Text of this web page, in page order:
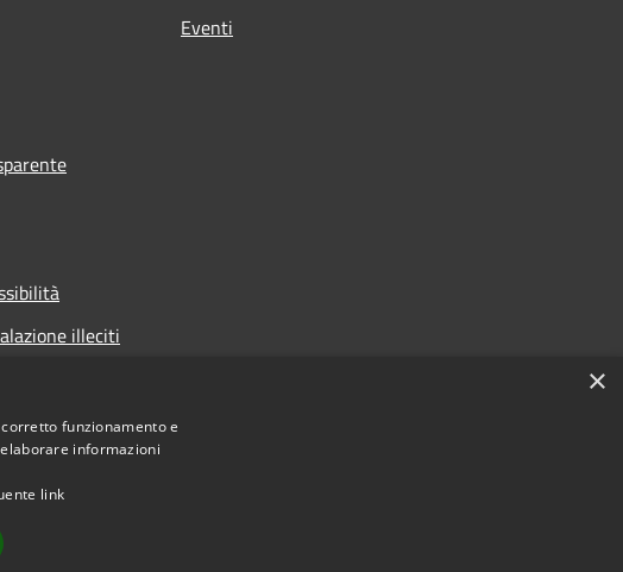
Eventi
illeciti
×
funzionamento e
informazioni
link